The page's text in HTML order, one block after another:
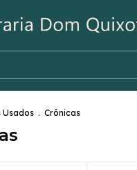
Usados . Crônicas